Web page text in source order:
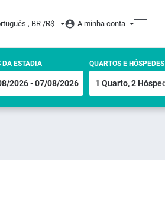
, BR /R$ A minha conta
DA ESTADIA QUARTOS E HÓSPEDES